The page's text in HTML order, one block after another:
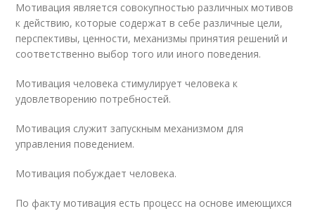
Мотивация является совокупностью различных мотивов
к действию, которые содержат в себе различные цели,
перспективы, ценности, механизмы принятия решений и
соответственно выбор того или иного поведения.
Мотивация человека стимулирует человека к
удовлетворению потребностей.
Мотивация служит запускным механизмом для
управления поведением.
Мотивация побуждает человека.
По факту мотивация есть процесс на основе имеющихся